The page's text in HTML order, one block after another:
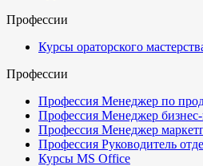
Профессии
Курсы ораторского
Профессии
Профессия Менеджер по
Профессия Менеджер бизнес-
Профессия Менеджер
Профессия Руководитель
Курсы MS Office